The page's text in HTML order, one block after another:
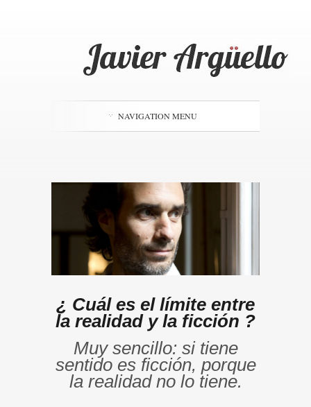
NAVIGATION MENU
¿ Cuál es el límite entre
la realidad y la ficción ?
Muy sencillo: si tiene
sentido es ficción, porque
la realidad no lo tiene.